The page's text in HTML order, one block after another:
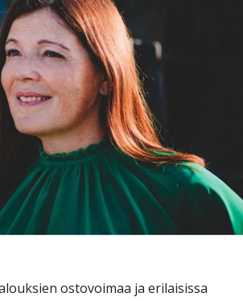
ostovoimaa ja erilaisissa